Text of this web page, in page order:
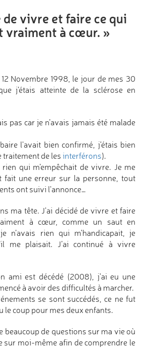
de vivre et faire ce qui
vraiment à cœur. »
Novembre 1998, le jour de mes 30
j'étais atteinte de la sclérose en
pas car je n’avais jamais été malade
l'avait bien confirmé, j’étais bien
traitement de les interférons).
rien qui m’empêchait de vivre. Je me
fait une erreur sur la personne, tout
ont suivi l'annonce…
ma tête. J'ai décidé de vivre et faire
à cœur, comme un saut en
n’avais rien qui m'handicapait, je
me plaisait. J’ai continué à vivre
ami est décédé (2008), j’ai eu une
à avoir des difficultés à marcher.
se sont succédés, ce ne fut
le coup pour mes deux enfants.
beaucoup de questions sur ma vie où
sur moi-même afin de comprendre le